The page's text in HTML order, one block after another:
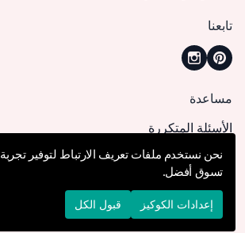
تابعنا
مساعدة
الأسئلة المتكررة
كيف يمكنني تقديم طلب؟
الشحن والتوصيل
الإرجاع والإلغاء
نحن نستخدم ملفات تعريف الارتباط لتوفير تجربة
تسوق أفضل.
إعدادات الكوكيز قبول الكل